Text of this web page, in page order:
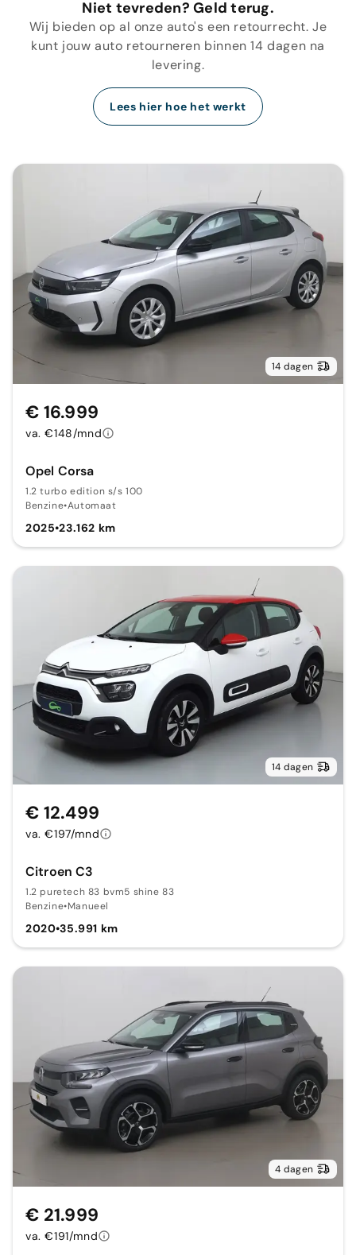
Niet tevreden? Geld terug.
Wij bieden op al onze auto's een retourrecht. Je
kunt jouw auto retourneren binnen 14 dagen na
levering.
Lees hier hoe het werkt
14 dagen
Opel Corsa
1.2 turbo edition s/s 100
Benzine•Automaat
2025•23.162 km
€ 16.999
va. €148/mnd
14 dagen
Citroen C3
1.2 puretech 83 bvm5 shine 83
Benzine•Manueel
2020•35.991 km
€ 12.499
va. €197/mnd
4 dagen
€ 21.999
va. €191/mnd